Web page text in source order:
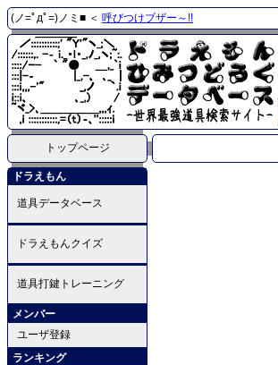
(ノ=ﾟдﾟ=)ノミ■ ＜ 呼びつけブザー～!!
トップページ
ドラえもん
道具データベース
ドラえもんクイズ
道具打鍵トレーニング
メンバー
ユーザ登録
ランキング